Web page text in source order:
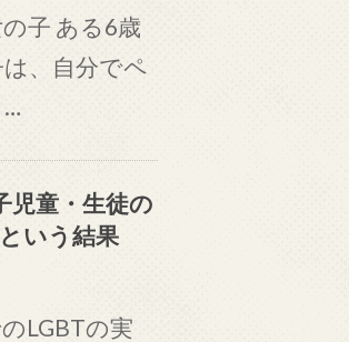
子 ある6歳
、自分でペ
…
児童・生徒の
いう結果
LGBTの実